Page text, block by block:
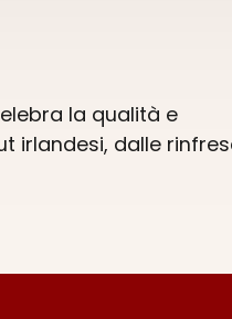
la qualità e
irlandesi, dalle